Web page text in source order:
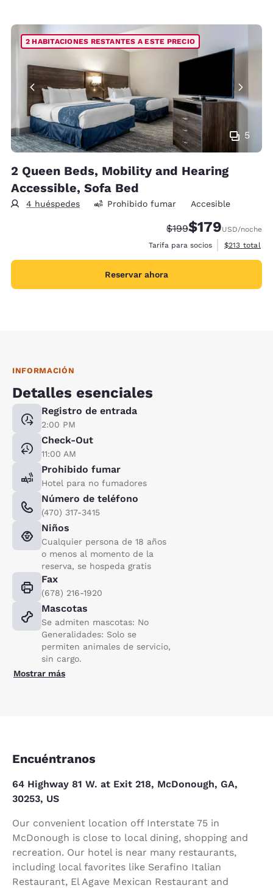
5
2 HABITACIONES RESTANTES A ESTE PRECIO
2 Queen Beds, Mobility and Hearing
Accessible, Sofa Bed
4 huéspedes Prohibido fumar Accesible
Precio tachado:
$199Precio con
$179USD/noche
Tarifa para socios
Ver detalles
$213 total
Reservar ahora
INFORMACIÓN
Detalles esenciales
Registro de entrada
2:00 PM
Check-Out
11:00 AM
Prohibido fumar
Hotel para no fumadores
Número de teléfono
(470) 317-3415
Niños
Cualquier persona de 18 años
o menos al momento de la
reserva, se hospeda gratis
Fax
(678) 216-1920
Mascotas
Se admiten mascotas: No
Generalidades: Solo se
permiten animales de servicio,
sin cargo.
Mostrar más
Encuéntranos
64 Highway 81 W. at Exit 218, McDonough, GA,
30253, US
Our convenient location off Interstate 75 in
McDonough is close to local dining, shopping and
recreation. Our hotel is near many restaurants,
including local favorites like Serafino Italian
Restaurant, El Agave Mexican Restaurant and